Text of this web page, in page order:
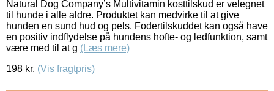
Natural Dog Company’s Multivitamin kosttilskud er velegnet
til hunde i alle aldre. Produktet kan medvirke til at give
hunden en sund hud og pels. Fodertilskuddet kan også have
en positiv indflydelse på hundens hofte- og ledfunktion, samt
være med til at g (Læs mere)
198 kr. (Vis fragtpris)